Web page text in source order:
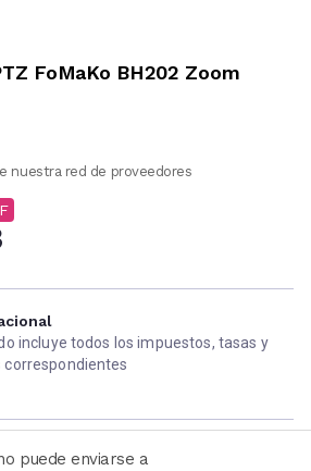
FoMaKo BH202 Zoom
nuestra red de proveedores
incluye todos los impuestos, tasas y
correspondientes
puede enviarse a